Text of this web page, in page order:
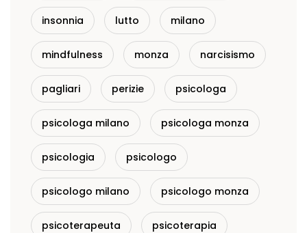
insonnia lutto milano
mindfulness monza narcisismo
pagliari perizie psicologa
psicologa milano psicologa monza
psicologia psicologo
psicologo milano psicologo monza
psicoterapeuta psicoterapia